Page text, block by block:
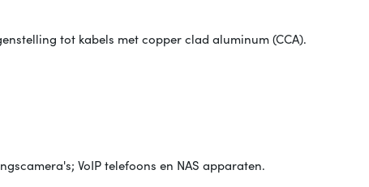
tot kabels met copper clad aluminum (CCA).
VoIP telefoons en NAS apparaten.